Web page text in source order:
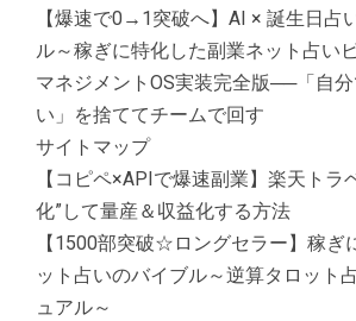
【爆速で0→1突破へ】AI × 誕生日占
ル～稼ぎに特化した副業ネット占い
マネジメントOS実装完全版──「自
い」を捨ててチームで回す
サイトマップ
【コピペ×APIで爆速副業】楽天トラ
化”して量産＆収益化する方法
【1500部突破☆ロングセラー】稼ぎ
ット占いのバイブル～逆算タロット
ュアル～